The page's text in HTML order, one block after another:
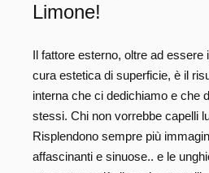
Limone!
Il fattore esterno, oltre ad essere
cura estetica di superficie, è il
interna che ci dedichiamo e che
stessi. Chi non vorrebbe capelli
Risplendono sempre più
affascinanti e sinuose.. e le